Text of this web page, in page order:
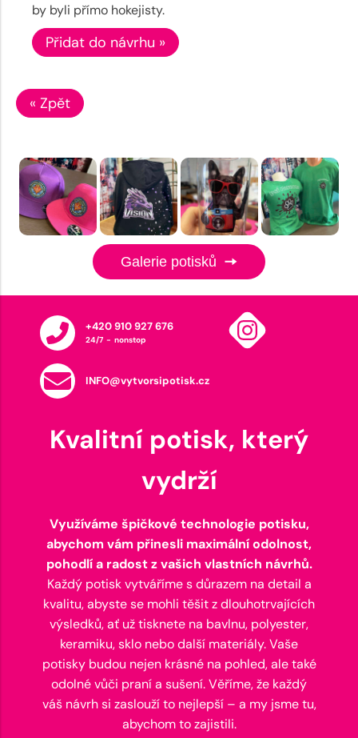
by byli přímo hokejisty.
Přidat do návrhu »
« Zpět
Galerie potisků
+420 910 927 676
24/7 - nonstop
INFO@vytvorsipotisk.cz
Kvalitní potisk, který
vydrží
Využíváme špičkové technologie potisku,
abychom vám přinesli maximální odolnost,
pohodlí a radost z vašich vlastních návrhů.
Každý potisk vytváříme s důrazem na detail a
kvalitu, abyste se mohli těšit z dlouhotrvajících
výsledků, ať už tisknete na bavlnu, polyester,
keramiku, sklo nebo další materiály. Vaše
potisky budou nejen krásné na pohled, ale také
odolné vůči praní a sušení. Věříme, že každý
váš návrh si zaslouží to nejlepší – a my jsme tu,
abychom to zajistili.